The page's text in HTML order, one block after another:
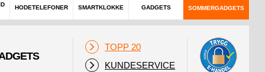
HODETELEFONER SMARTKLOKKE GADGETS SOMMERGADGETS
TOPP 20
KUNDESERVICE